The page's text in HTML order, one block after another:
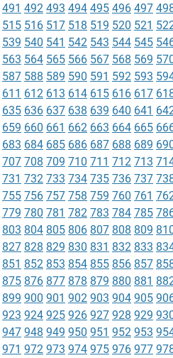
491 492 493 494 495 496 497
515 516 517 518 519 520 521
539 540 541 542 543 544 545
563 564 565 566 567 568 569
587 588 589 590 591 592 593
611 612 613 614 615 616 617
635 636 637 638 639 640 641
659 660 661 662 663 664 665
683 684 685 686 687 688 689
707 708 709 710 711 712 713
731 732 733 734 735 736 737
755 756 757 758 759 760 761
779 780 781 782 783 784 785
803 804 805 806 807 808 809
827 828 829 830 831 832 833
851 852 853 854 855 856 857
875 876 877 878 879 880 881
899 900 901 902 903 904 905
923 924 925 926 927 928 929
947 948 949 950 951 952 953
971 972 973 974 975 976 977